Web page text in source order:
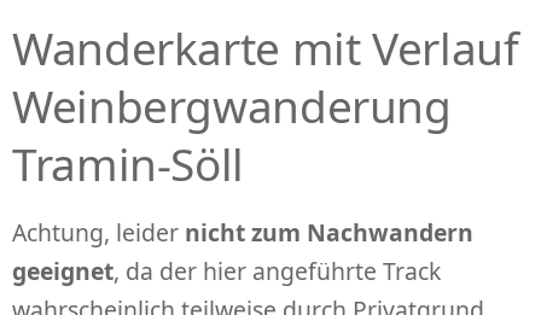
Wanderkarte mit Verlauf
Weinbergwanderung
Tramin-Söll
Achtung, leider nicht zum Nachwandern
geeignet, da der hier angeführte Track